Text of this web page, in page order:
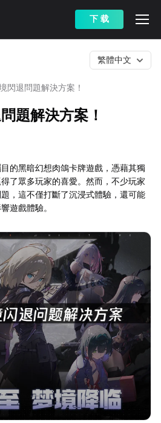
下 载
閃退問題解決方案！
繁體中文
題解決方案！
的黑暗幻想肉鴿卡牌遊戲，憑藉其獨
了眾多玩家的喜愛。然而，不少玩家
，這不僅打斷了沉浸式體驗，還可能
遊戲體驗。